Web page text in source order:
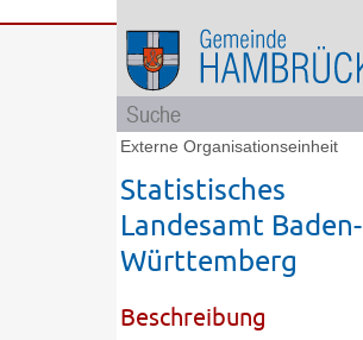
Bürgerservice
GemeindeBildung
und
Soziales
Rathaus
und
Politik
Externe Organisationseinheit
Statistisches
Landesamt Baden-
Württemberg
Beschreibung